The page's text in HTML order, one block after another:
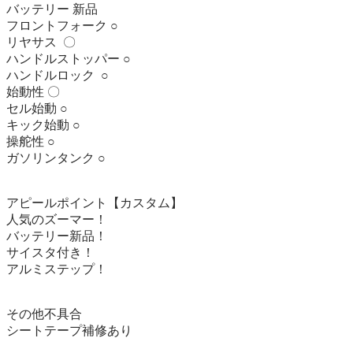
バッテリー 新品
フロントフォーク ○
リヤサス  〇
ハンドルストッパー ○
ハンドルロック  ○
始動性 〇
セル始動 ○
キック始動 ○
操舵性 ○
ガソリンタンク ○
アピールポイント【カスタム】
人気のズーマー！
バッテリー新品！
サイスタ付き！
アルミステップ！
その他不具合
シートテープ補修あり